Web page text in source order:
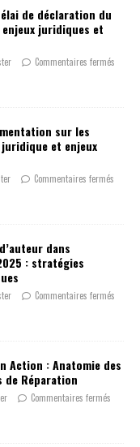
de déclaration du
juridiques et
Commentaires fermés
sur les
et enjeux
Commentaires fermés
dans
: stratégies
Commentaires fermés
Action : Anatomie des
de Réparation
Commentaires fermés